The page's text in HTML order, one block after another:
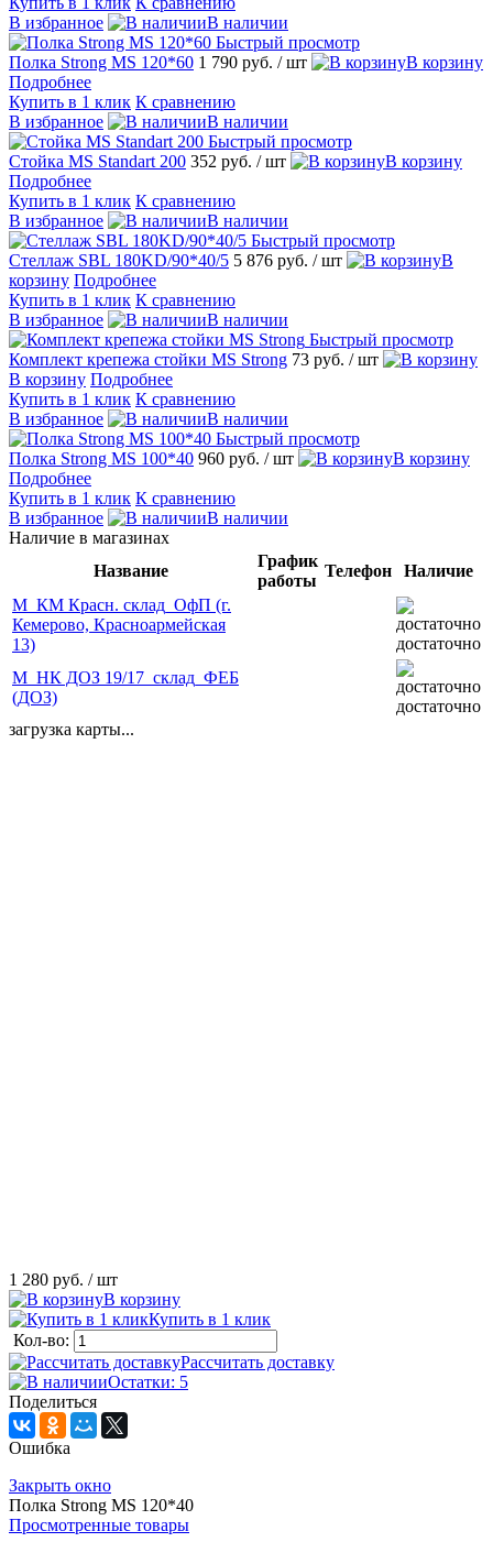
В избранное
В наличии
Быстрый просмотр
Полка Strong МS 120*60 1 790 руб. / шт
В корзину
Подробнее
Купить в 1 клик К сравнению
В избранное
В наличии
Быстрый просмотр
Стойка МS Standart 200 352 руб. / шт
В корзину
Подробнее
Купить в 1 клик К сравнению
В избранное
В наличии
Быстрый просмотр
Стеллаж SBL 180KD/90*40/5 5 876 руб. / шт
В
корзину Подробнее
Купить в 1 клик К сравнению
В избранное
В наличии
Быстрый просмотр
Комплект крепежа стойки MS Strong 73 руб. / шт
В корзину Подробнее
Купить в 1 клик К сравнению
В избранное
В наличии
Быстрый просмотр
Полка Strong МS 100*40 960 руб. / шт
В корзину
Подробнее
Купить в 1 клик К сравнению
В избранное
В наличии
Наличие в магазинах
Название
График
работы
Телефон
Наличие
М_КМ Красн. склад_ОфП (г.
Кемерово, Красноармейская
13)
достаточно
М_НК ДОЗ 19/17_склад_ФЕБ
(ДОЗ)
достаточно
загрузка карты...
1 280 руб. / шт
В корзину
Купить в 1 клик
Кол-во:
Рассчитать доставку
Остатки: 5
Поделиться
Ошибка
Закрыть окно
Полка Strong МS 120*40
Просмотренные товары